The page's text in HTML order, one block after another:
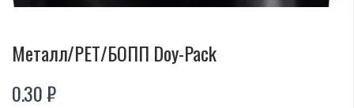
Металл/PET/БОПП Doy-Pack
0.30₽